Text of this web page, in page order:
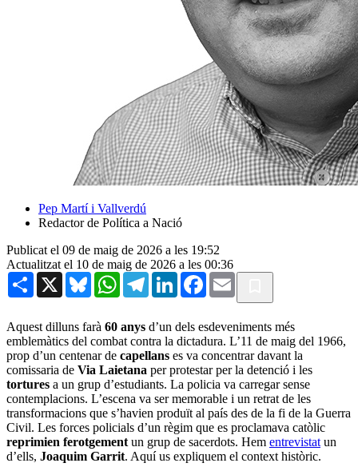
Pep Martí i Vallverdú
Redactor de Política a Nació
Publicat el 09 de maig de 2026 a les 19:52
Actualitzat el 10 de maig de 2026 a les 00:36
Share X BlueskyWhatsAppTelegramLinkedInFacebook
Email
Aquest dilluns farà 60 anys d’un dels esdeveniments més
emblemàtics del combat contra la dictadura. L’11 de maig del 1966,
prop d’un centenar de capellans es va concentrar davant la
comissaria de Via Laietana per protestar per la detenció i les
tortures a un grup d’estudiants. La policia va carregar sense
contemplacions. L’escena va ser memorable i un retrat de les
transformacions que s’havien produït al país des de la fi de la Guerra
Civil. Les forces policials d’un règim que es proclamava catòlic
reprimien ferotgement un grup de sacerdots. Hem entrevistat un
d’ells, Joaquim Garrit. Aquí us expliquem el context històric.